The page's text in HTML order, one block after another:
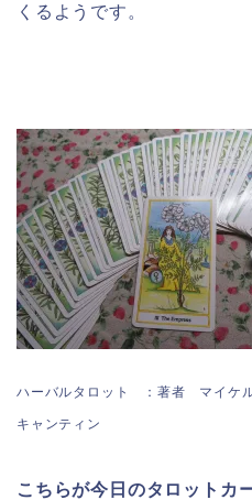
くるようです。
ハーバルタロット ：著者 マイケ
キャンティン
こちらが今日のタロットカ